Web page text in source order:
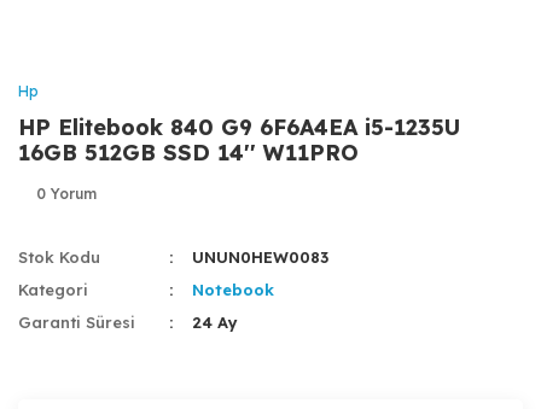
Hp
HP Elitebook 840 G9 6F6A4EA i5-1235U
16GB 512GB SSD 14'' W11PRO
0 Yorum
Stok Kodu
UNUN0HEW0083
Kategori
Notebook
Garanti Süresi
24 Ay